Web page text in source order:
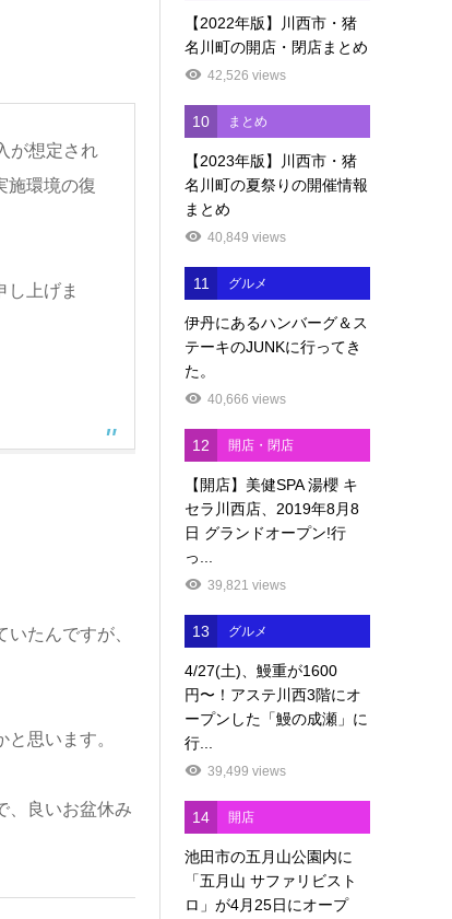
が想定され
施環境の復
し上げま
たんですが、
思います。
、良いお盆休み
【2022年版】川西市・猪
名川町の開店・閉店まとめ
42,526 views
10 まとめ
【2023年版】川西市・猪
名川町の夏祭りの開催情報
まとめ
40,849 views
11 グルメ
伊丹にあるハンバーグ＆ス
テーキのJUNKに行ってき
た。
40,666 views
12 開店・閉店
【開店】美健SPA 湯櫻 キ
セラ川西店、2019年8月8
日 グランドオープン!行
っ...
39,821 views
13 グルメ
4/27(土)、鰻重が1600
円〜！アステ川西3階にオ
ープンした「鰻の成瀬」に
行...
39,499 views
14 開店
池田市の五月山公園内に
「五月山 サファリビスト
ロ」が4月25日にオープ